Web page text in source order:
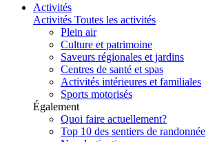
Activités
Activités Toutes les activités
Plein air
Culture et patrimoine
Saveurs régionales et jardins
Centres de santé et spas
Activités intérieures et familiales
Sports motorisés
Également
Quoi faire actuellement?
Top 10 des sentiers de randonnée